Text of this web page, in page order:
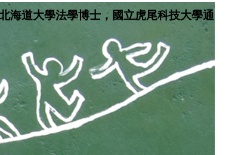
海道大學法學博士，國立虎尾科技大學通